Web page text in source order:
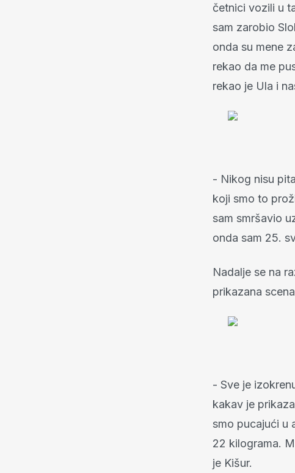
četnici vozili u
sam zarobio
onda su mene
rekao da me
rekao je Ula i
- Nikog nisu
koji smo to
sam smršavio
onda sam 25.
Nadalje se na
prikazana
- Sve je
kakav je
smo pucajući u
22 kilograma.
je Kišur.